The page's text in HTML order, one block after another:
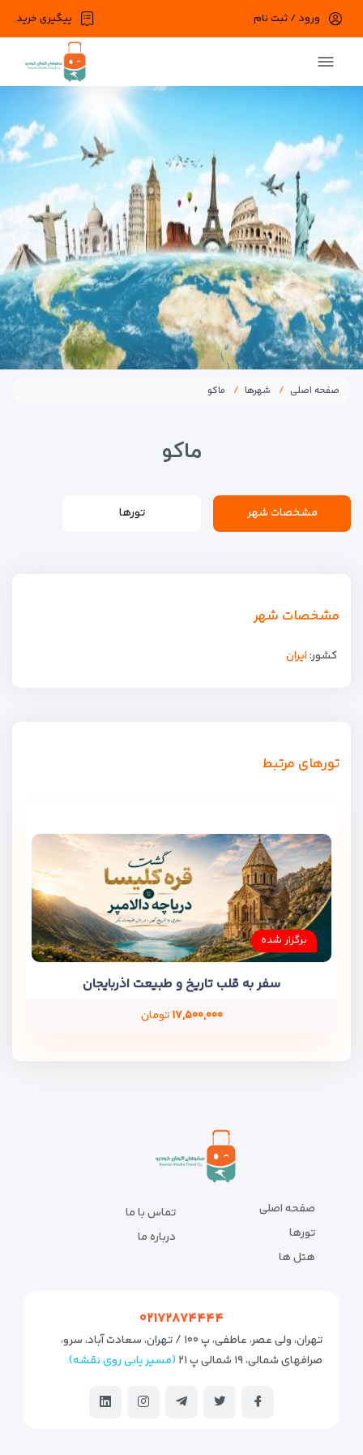
پیگیری خرید ورود / ثبت نام
صفحه اصلی شهرها ماکو
ماکو
مشخصات شهر تورها
مشخصات شهر
کشور:ایران
تورهای مرتبط
برگزار شده
سفر به قلب تاریخ و طبیعت اذربایجان
۱۷,۵۰۰,۰۰۰تومان
صفحه اصلی
تورها
هتل ها
تماس با ما
درباره ما
۰۲۱۷۲۸۷۴۴۴۴
تهران، ولی عصر، عاطفی، پ ۱۰۰ / تهران، سعادت آباد، سرو،
صرافهای شمالی، ۱۹ شمالی پ ۲۱
(مسیر یابی روی نقشه)